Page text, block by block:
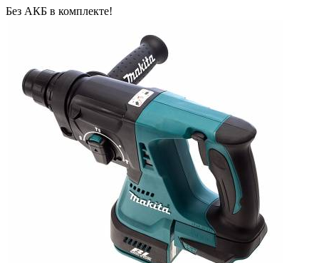
Без АКБ в комплекте!